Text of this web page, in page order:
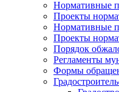
Нормативные
Проекты
Нормативные
Проекты
Порядок
Регламенты
Формы